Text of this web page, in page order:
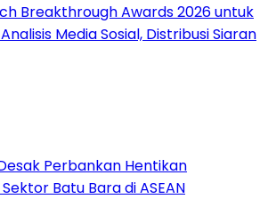
Breakthrough Awards 2026 untuk
Media Sosial, Distribusi Siaran
Perbankan Hentikan
Batu Bara di ASEAN